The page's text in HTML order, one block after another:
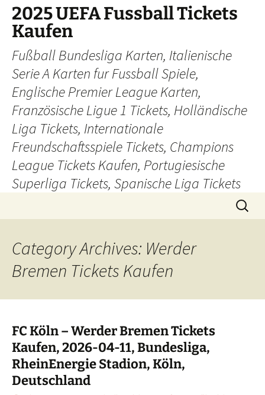
Skip
content
2025 UEFA Fussball Tickets
Kaufen
Fußball Bundesliga Karten, Italienische
Serie A Karten fur Fussball Spiele,
Englische Premier League Karten,
Französische Ligue 1 Tickets, Holländische
Liga Tickets, Internationale
Freundschaftsspiele Tickets, Champions
League Tickets Kaufen, Portugiesische
Superliga Tickets, Spanische Liga Tickets
Search
for:
Category Archives: Werder
Bremen Tickets Kaufen
FC Köln – Werder Bremen Tickets
Kaufen, 2026-04-11, Bundesliga,
RheinEnergie Stadion, Köln,
Deutschland